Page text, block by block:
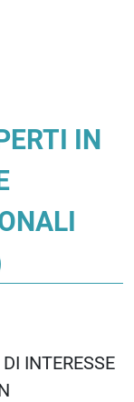
IN
INTERESSE